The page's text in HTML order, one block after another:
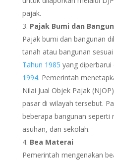
pajak.
Pajak Bumi dan
Pajak bumi dan bangunan
tanah atau bangunan sesuai
Tahun 1985 yang diperbarui
1994. Pemerintah
Nilai Jual Objek Pajak
pasar di wilayah tersebut.
beberapa bangunan seperti
asuhan, dan sekolah.
Bea Materai
Pemerintah mengenakan